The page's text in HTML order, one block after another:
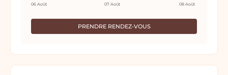
PRENDRE RENDEZ-VOUS
06 Août 07 Août 08 Août